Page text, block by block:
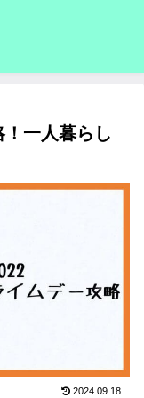
一人暮らし
2024.09.18